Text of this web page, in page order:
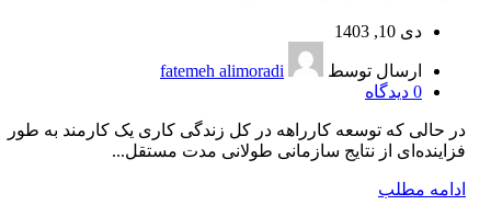
دی 10, 1403
ارسال توسط
fatemeh alimoradi
0 دیدگاه
در حالی که توسعه کارراهه در کل زندگی کاری یک کارمند به طور
فزاینده‌ای از نتایج سازمانی طولانی مدت مستقل...
ادامه مطلب